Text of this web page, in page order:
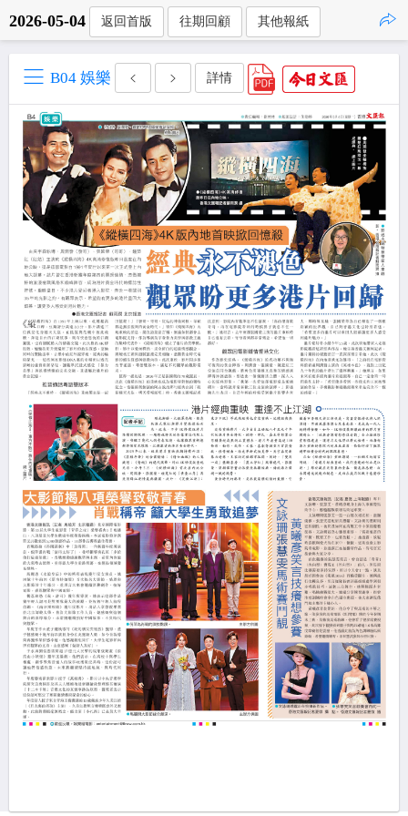
2026-05-04 返回首版 往期回顧 其他報紙
B04 娛樂 詳情